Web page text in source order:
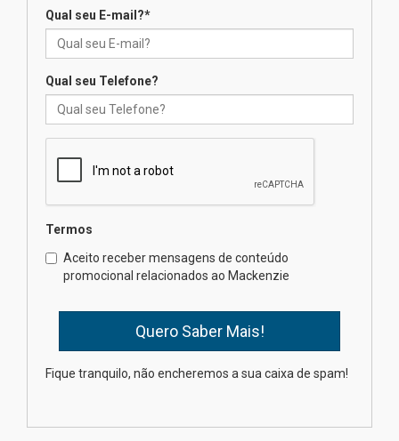
das novas tecnologias em
calouros do segundo semestre
04.08.2026
Brasília prepara seus
estudantes para o PAS antes
mesmo do Ensino Médio
na educação dos filhos além da
Qual seu E-mail?*
Qual seu Telefone?
Termos
Aceito receber mensagens de conteúdo
promocional relacionados ao Mackenzie
Fique tranquilo, não encheremos a sua caixa de spam!